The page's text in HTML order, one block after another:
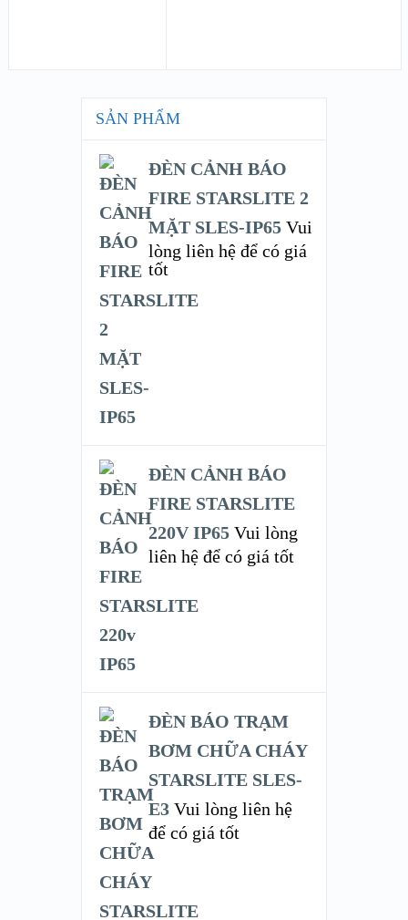
SẢN PHẨM
ĐÈN CẢNH BÁO
FIRE STARSLITE 2
MẶT SLES-IP65 Vui
lòng liên hệ để có giá
tốt
ĐÈN CẢNH BÁO
FIRE STARSLITE
220V IP65 Vui lòng
liên hệ để có giá tốt
ĐÈN BÁO TRẠM
BƠM CHỮA CHÁY
STARSLITE SLES-
E3 Vui lòng liên hệ
để có giá tốt